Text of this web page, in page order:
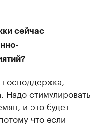
сейчас
Надо стимулировать
и это будет
что если